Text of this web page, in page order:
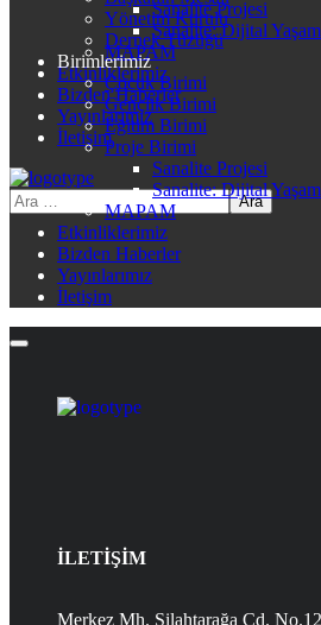
Sanalite Projesi
Sanalite: Dijital
MAPAM
Etkinliklerimiz
Bizden Haberler
Yayınlarımız
İletişim
Yönetim Kurulu
Dernek Tüzüğü
Birimlerimiz
Çocuk Birimi
Gençlik Birimi
Eğitim Birimi
Proje Birimi
Sanalite Projesi
Sanalite: Dijital
MAPAM
Etkinliklerimiz
Bizden Haberler
Yayınlarımız
İletişim
İLETİŞİM
Merkez Mh. Silahtarağa Cd.